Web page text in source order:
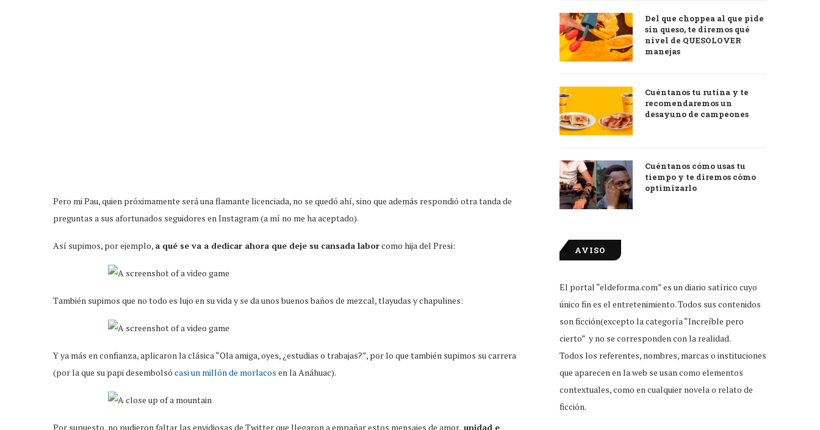
Pero mi Pau, quien próximamente será una flamante licenciada, no se quedó ahí, sino que además respondió otra tanda de
preguntas a sus afortunados seguidores en Instagram (a mí no me ha aceptado).
Así supimos, por ejemplo, a qué se va a dedicar ahora que deje su cansada laborcomo hija del Presi:
También supimos que no todo es lujo en su vida y se da unos buenos baños de mezcal, tlayudas y chapulines:
Y ya más en confianza, aplicaron la clásica “Ola amiga, oyes, ¿estudias o trabajas?”, por lo que también supimos su carrera
(por la que su papi desembolsó casi un millón de morlacos en la Anáhuac).
Por supuesto, no pudieron faltar las envidiosas de Twitter que llegaron a empañar estos mensajes de amor, unidad e
Del que choppea al que pide
sin queso, te diremos qué
nivel de QUESOLOVER
manejas
Cuéntanos tu rutina y te
recomendaremos un
desayuno de campeones
Cuéntanos cómo usas tu
tiempo y te diremos cómo
optimizarlo
AVISO
El portal “eldeforma.com” es un diario satírico cuyo
único fin es el entretenimiento. Todos sus contenidos
son ficción(excepto la categoría “Increíble pero
cierto” y no se corresponden con la realidad.
Todos los referentes, nombres, marcas o instituciones
que aparecen en la web se usan como elementos
contextuales, como en cualquier novela o relato de
ficción.